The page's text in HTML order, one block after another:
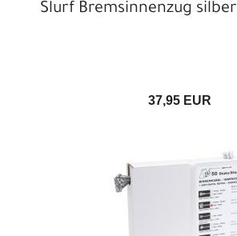
Slurf Bremsinnenzug silber
37,95 EUR